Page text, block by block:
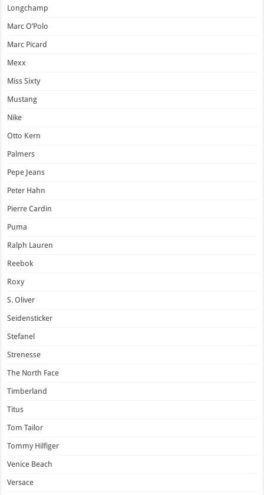
Longchamp
Marc O’Polo
Marc Picard
Mexx
Miss Sixty
Mustang
Nike
Otto Kern
Palmers
Pepe Jeans
Peter Hahn
Pierre Cardin
Puma
Ralph Lauren
Reebok
Roxy
S. Oliver
Seidensticker
Stefanel
Strenesse
The North Face
Timberland
Titus
Tom Tailor
Tommy Hilfiger
Venice Beach
Versace